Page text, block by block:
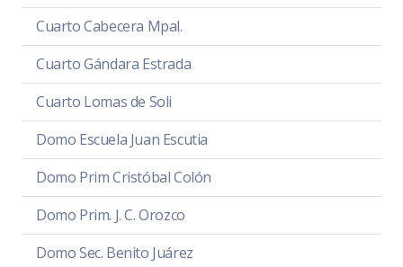
Cuarto Cabecera Mpal.
Cuarto Gándara Estrada
Cuarto Lomas de Soli
Domo Escuela Juan Escutia
Domo Prim Cristóbal Colón
Domo Prim. J. C. Orozco
Domo Sec. Benito Juárez